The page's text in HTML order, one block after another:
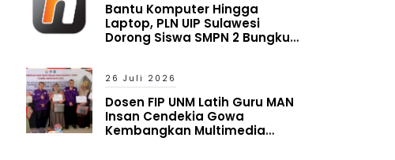
Bantu Komputer Hingga
Laptop, PLN UIP Sulawesi
Dorong Siswa SMPN 2 Bungku
26 Juli 2026
Dosen FIP UNM Latih Guru MAN
Insan Cendekia Gowa
Kembangkan Multimedia